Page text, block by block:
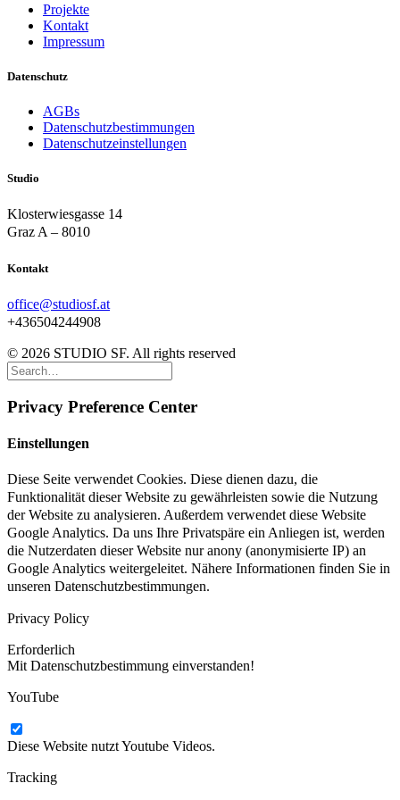
Projekte
Kontakt
Impressum
Datenschutz
AGBs
Datenschutzbestimmungen
Datenschutzeinstellungen
Studio
Klosterwiesgasse 14
Graz A – 8010
Kontakt
office@studiosf.at
+436504244908
© 2026 STUDIO SF. All rights reserved
Privacy Preference Center
Einstellungen
Diese Seite verwendet Cookies. Diese dienen dazu, die
Funktionalität dieser Website zu gewährleisten sowie die Nutzung
der Website zu analysieren. Außerdem verwendet diese Website
Google Analytics. Da uns Ihre Privatspäre ein Anliegen ist, werden
die Nutzerdaten dieser Website nur anony (anonymisierte IP) an
Google Analytics weitergeleitet. Nähere Informationen finden Sie in
unseren Datenschutzbestimmungen.
Privacy Policy
Erforderlich
Mit Datenschutzbestimmung einverstanden!
YouTube
Diese Website nutzt Youtube Videos.
Tracking